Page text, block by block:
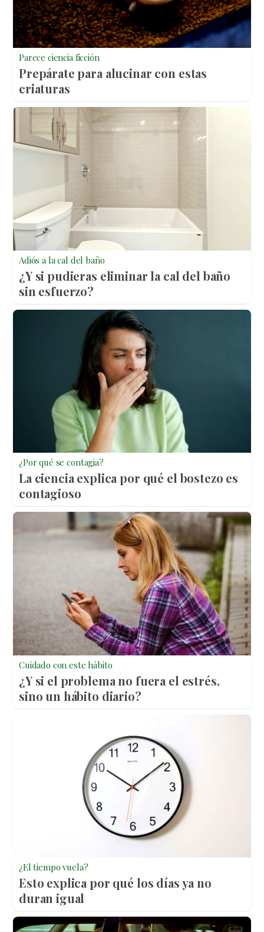
Parece ciencia ficción
Prepárate para alucinar con estas
criaturas
Adiós a la cal del baño
¿Y si pudieras eliminar la cal del baño
sin esfuerzo?
¿Por qué se contagia?
La ciencia explica por qué el bostezo es
contagioso
Cuidado con este hábito
¿Y si el problema no fuera el estrés,
sino un hábito diario?
¿El tiempo vuela?
Esto explica por qué los días ya no
duran igual